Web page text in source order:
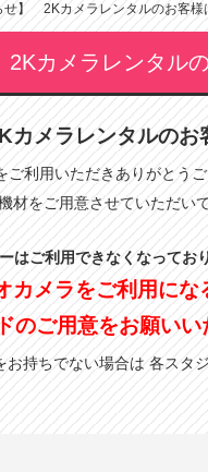
せ】 2Kカメラレンタルのお客
カメラレンタル
カメラレンタルの
ご利用いただきありがとう
材をご用意させていただい
はご利用できなくなってお
カメラをご利用にな
のご用意をお願いい
持ちでない場合は 各スタ